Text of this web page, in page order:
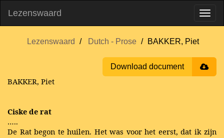
Lezenswaard
Lezenswaard Dutch - Prose BAKKER, Piet
Download document
BAKKER, Piet
Ciske de rat
…..
De Rat begon te huilen. Het was voor het eerst, dat ik zijn